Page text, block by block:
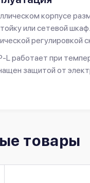
корпусе
или сетевой
регулировкой
L работает при
защитой от
товары